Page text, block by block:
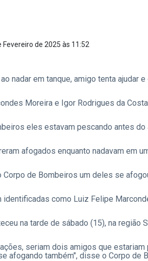
Fevereiro de 2025 às 11:52
nadar em tanque, amigo tenta ajudar
Moreira e Igor Rodrigues da
eles estavam pescando antes do
afogados enquanto nadavam em
Corpo de Bombeiros um deles se
como Luiz Felipe
na tarde de sábado (15), na região
seriam dois amigos que
afogando também", disse o Corpo de